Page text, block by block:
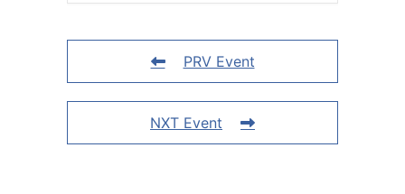
PRV Event
NXT Event